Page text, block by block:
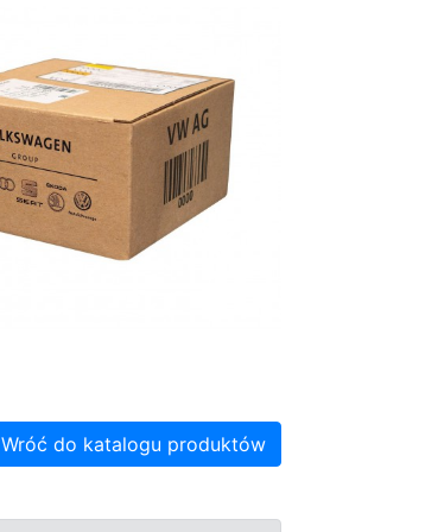
Wróć do katalogu produktów